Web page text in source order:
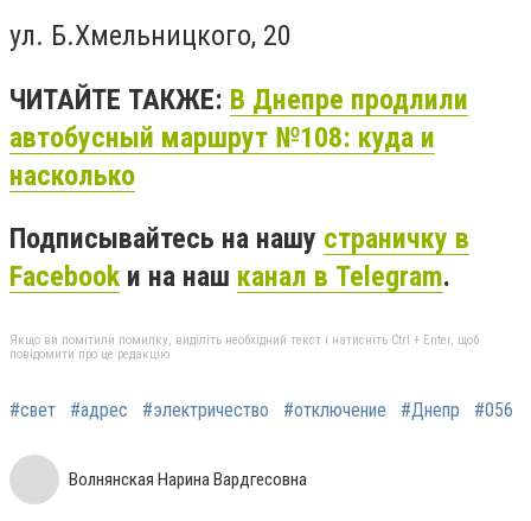
ул. Б.Хмельницкого, 20
ЧИТАЙТЕ ТАКЖЕ: В Днепре продлили
автобусный маршрут №108: куда и
насколько
Подписывайтесь на нашу страничку в
Facebook и на наш канал в Telegram.
Якщо ви помітили помилку, виділіть необхідний текст і натисніть Ctrl + Enter, щоб
повідомити про це редакцію
#свет #адрес #электричество #отключение #Днепр #056
Волнянская Нарина Вардгесовна